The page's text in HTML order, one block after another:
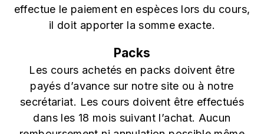
effectue le paiement en espèces lors du cours,
il doit apporter la somme exacte.
Packs
Les cours achetés en packs doivent être
payés d’avance sur notre site ou à notre
secrétariat. Les cours doivent être effectués
dans les 18 mois suivant l’achat. Aucun